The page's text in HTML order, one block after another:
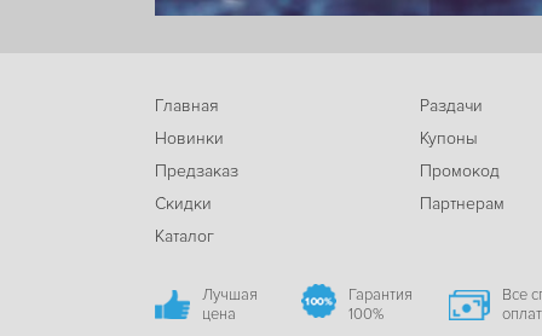
Главная
Новинки
Предзаказ
Скидки
Каталог
Раздачи
Купоны
Промокод
Партнерам
Лучшая
цена
Гарантия
100%
Все